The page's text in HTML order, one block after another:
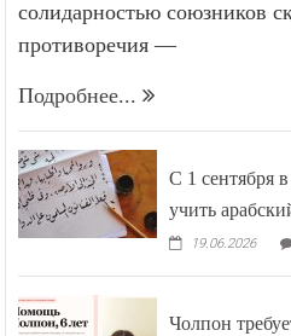
солидарностью союзников
противоречия —
Подробнее...
С 1 сентября
учить
19.06.2026
Чолпон